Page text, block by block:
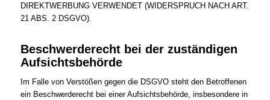
DIREKTWERBUNG VERWENDET (WIDERSPRUCH NACH ART.
21 ABS. 2 DSGVO).
Beschwerde­recht bei der zuständigen
Aufsichts­behörde
Im Falle von Verstößen gegen die DSGVO steht den Betroffenen
ein Beschwerderecht bei einer Aufsichtsbehörde, insbesondere in